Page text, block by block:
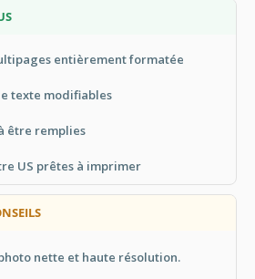
entièrement formatée
texte modifiables
être remplies
US prêtes à imprimer
nette et haute résolution.